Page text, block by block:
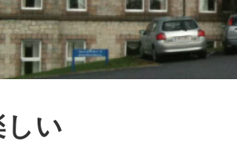
しい